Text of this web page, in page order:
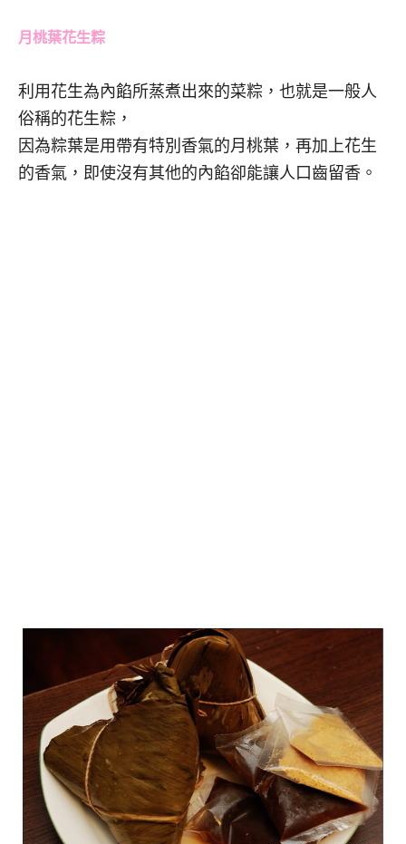
月桃葉花生粽
利用花生為內餡所蒸煮出來的菜粽，也就是一般人
俗稱的花生粽，
因為粽葉是用帶有特別香氣的月桃葉，再加上花生
的香氣，即使沒有其他的內餡卻能讓人口齒留香。